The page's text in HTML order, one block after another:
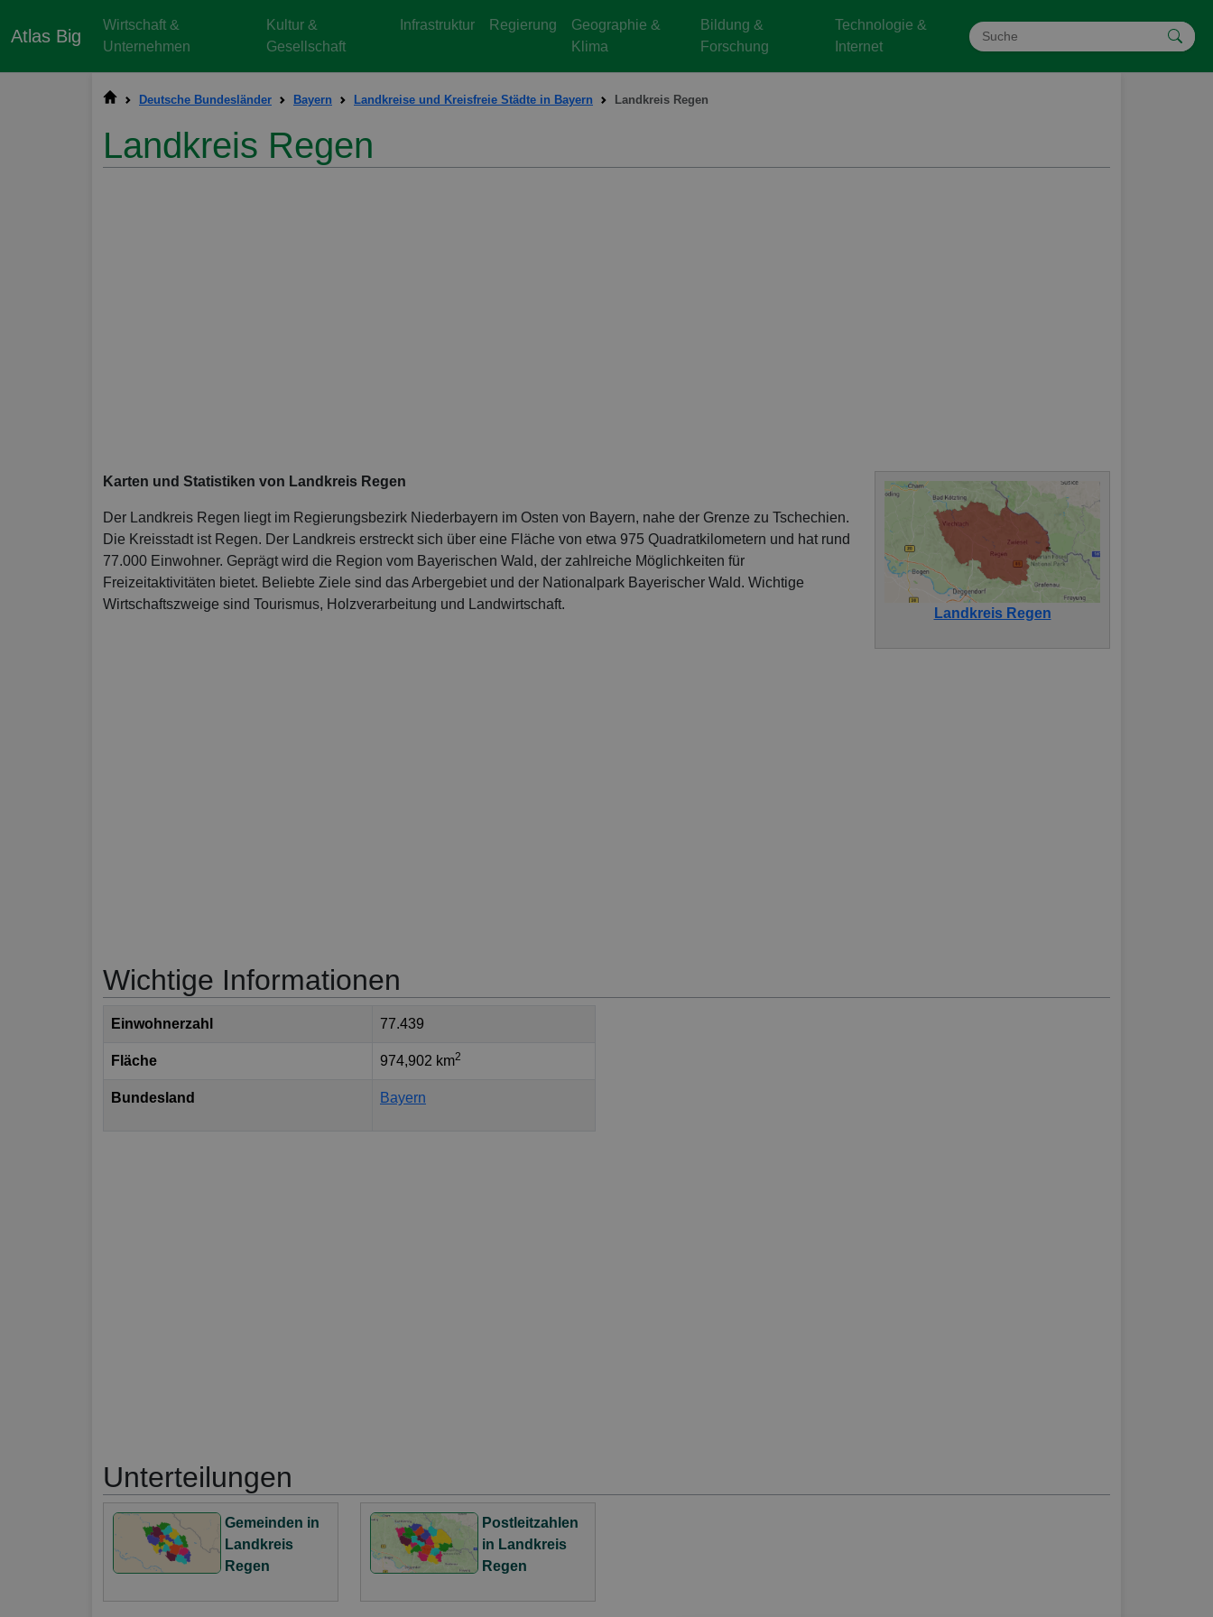
Atlas Big
Wirtschaft &
Unternehmen
Kultur &
Gesellschaft
Infrastruktur Regierung
Geographie &
Klima
Bildung &
Forschung
Technologie &
Internet
Deutsche Bundesländer Bayern Landkreise und Kreisfreie Städte in Bayern Landkreis Regen
Landkreis Regen
Karten und Statistiken von Landkreis Regen
Der Landkreis Regen liegt im Regierungsbezirk Niederbayern im Osten von Bayern, nahe der Grenze zu Tschechien.
Die Kreisstadt ist Regen. Der Landkreis erstreckt sich über eine Fläche von etwa 975 Quadratkilometern und hat rund
77.000 Einwohner. Geprägt wird die Region vom Bayerischen Wald, der zahlreiche Möglichkeiten für
Freizeitaktivitäten bietet. Beliebte Ziele sind das Arbergebiet und der Nationalpark Bayerischer Wald. Wichtige
Wirtschaftszweige sind Tourismus, Holzverarbeitung und Landwirtschaft.
Landkreis Regen
Wichtige Informationen
Einwohnerzahl 77.439
Fläche 974,902 km2
Bundesland Bayern
Unterteilungen
Gemeinden in
Landkreis
Regen
Postleitzahlen
in Landkreis
Regen